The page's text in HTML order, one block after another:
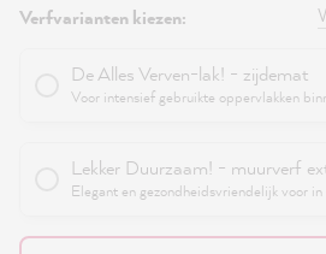
Verfvarianten kiezen:
De Alles Verven-lak! - zijdemat
Voor intensief gebruikte oppervlakken
Lekker Duurzaam! - muurverf
Elegant en gezondheidsvriendelijk voor in